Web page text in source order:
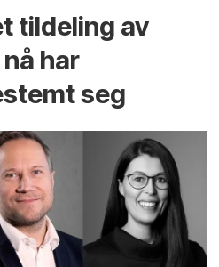
tildeling av
har
seg